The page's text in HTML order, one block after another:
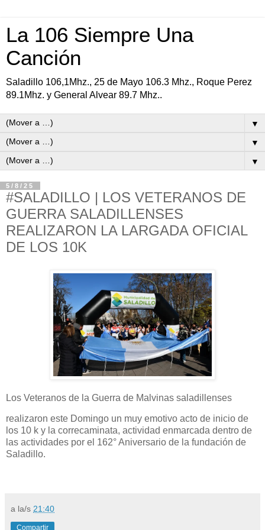
La 106 Siempre Una
Canción
Saladillo 106,1Mhz., 25 de Mayo 106.3 Mhz., Roque Perez
89.1Mhz. y General Alvear 89.7 Mhz..
▼
▼
▼
5/8/25
#SALADILLO | LOS VETERANOS DE
GUERRA SALADILLENSES
REALIZARON LA LARGADA OFICIAL
DE LOS 10K
Los Veteranos de la Guerra de Malvinas saladillenses
realizaron este Domingo un muy emotivo acto de inicio de
los 10 k y la correcaminata, actividad enmarcada dentro de
las actividades por el 162° Aniversario de la fundación de
Saladillo.
a la/s 21:40
Compartir